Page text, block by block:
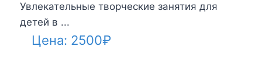
Увлекательные творческие занятия для
детей в ...
Цена: 2500₽